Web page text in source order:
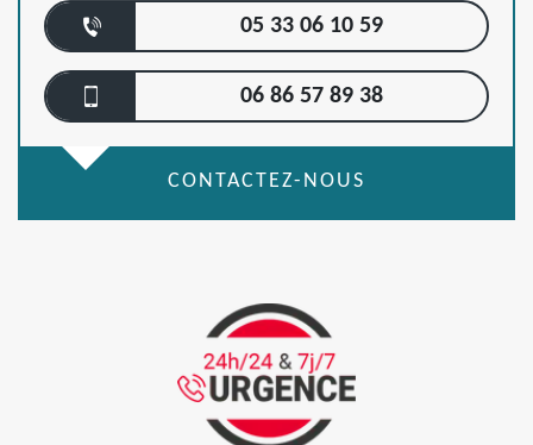
05 33 06 10 59
06 86 57 89 38
CONTACTEZ-NOUS